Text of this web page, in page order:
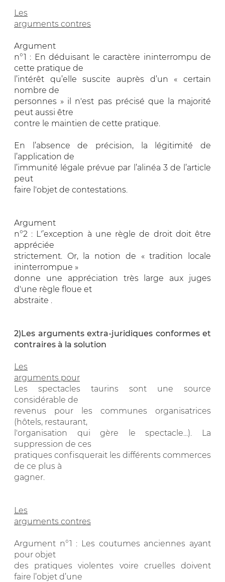
Les
arguments contres
Argument
n°1 : En déduisant le caractère ininterrompu de
cette pratique de
l’intérêt qu’elle suscite auprès d’un « certain
nombre de
personnes » il n'est pas précisé que la majorité
peut aussi être
contre le maintien de cette pratique.
En l’absence de précision, la légitimité de
l’application de
l’immunité légale prévue par l’alinéa 3 de l’article
peut
faire l'objet de contestations.
Argument
n°2 : L'’exception à une règle de droit doit être
appréciée
strictement. Or, la notion de « tradition locale
ininterrompue »
donne une appréciation très large aux juges
d'une règle floue et
abstraite .
2)Les arguments extra-juridiques conformes et
contraires à la solution
Les
arguments pour
Les spectacles taurins sont une source
considérable de
revenus pour les communes organisatrices
(hôtels, restaurant,
l'organisation qui gère le spectacle...). La
suppression de ces
pratiques confisquerait les différents commerces
de ce plus à
gagner.
Les
arguments contres
Argument n°1 : Les coutumes anciennes ayant
pour objet
des pratiques violentes voire cruelles doivent
faire l’objet d’une